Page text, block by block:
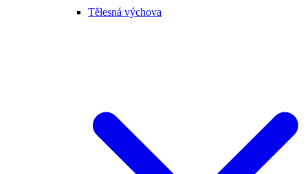
Tělesná výchova